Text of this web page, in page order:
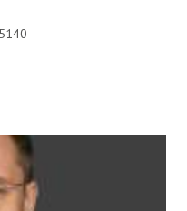
5140